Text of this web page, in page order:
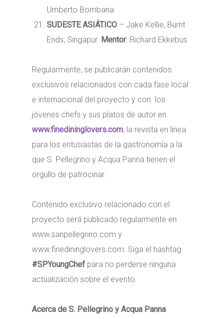
Umberto Bombana
SUDESTE ASIÁTICO – Jake Kellie, Burnt
Ends, Singapur. Mentor: Richard Ekkebus
Regularmente, se publicarán contenidos
exclusivos relacionados con cada fase local
e internacional del proyecto y con los
jóvenes chefs y sus platos de autor en
www.finedininglovers.com, la revista en línea
para los entusiastas de la gastronomía a la
que S. Pellegrino y Acqua Panna tienen el
orgullo de patrocinar.
Contenido exclusivo relacionado con el
proyecto será publicado regularmente en
www.sanpellegrino.com y
www.finedininglovers.com. Siga el hashtag
#SPYoungChef para no perderse ninguna
actualización sobre el evento.
Acerca de S. Pellegrino y Acqua Panna